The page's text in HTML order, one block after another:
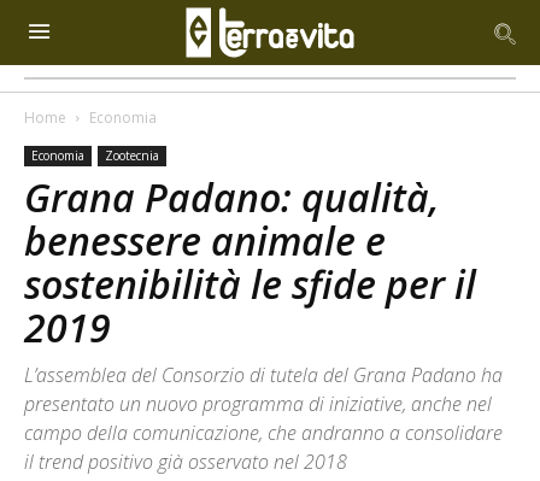
Home Economia
Economia Zootecnia
Grana Padano: qualità,
benessere animale e
sostenibilità le sfide per il
2019
L’assemblea del Consorzio di tutela del Grana Padano ha
presentato un nuovo programma di iniziative, anche nel
campo della comunicazione, che andranno a consolidare
il trend positivo già osservato nel 2018